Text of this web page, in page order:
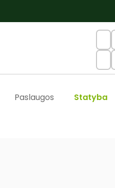
Paslaugos Statyba